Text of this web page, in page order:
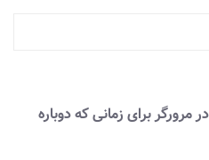
مرورگر برای زمانی که دوباره